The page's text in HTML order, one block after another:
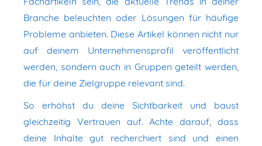
Branche beleuchten oder Lösungen für häufige
Probleme anbieten. Diese Artikel können nicht nur
auf deinem Unternehmensprofil veröffentlicht
werden, sondern auch in Gruppen geteilt werden,
die für deine Zielgruppe relevant sind.
So erhöhst du deine Sichtbarkeit und baust
gleichzeitig Vertrauen auf. Achte darauf, dass
deine Inhalte gut recherchiert sind und einen